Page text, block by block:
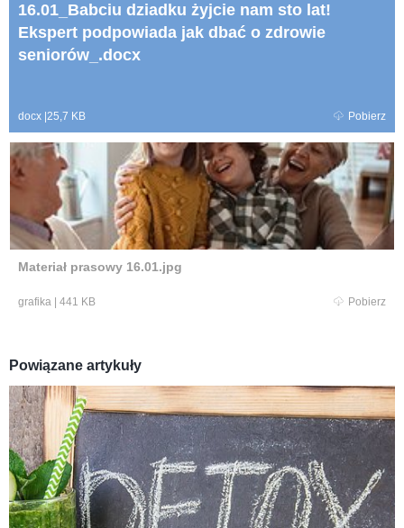
16.01_Babciu dziadku żyjcie nam sto lat!
Ekspert podpowiada jak dbać o zdrowie
seniorów_.docx
docx 25,7 KB Pobierz
Materiał prasowy 16.01.jpg
grafika 441 KB Pobierz
Powiązane artykuły